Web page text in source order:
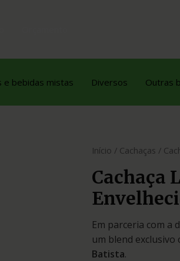
e bebidas mistas Diversos Outras
Início / Cachaças /
Cachaça
Em parceria com a
um blend exclusivo
Batista.